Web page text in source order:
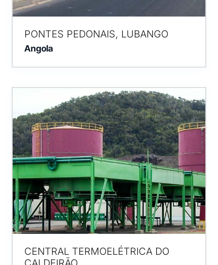
PONTES PEDONAIS, LUBANGO
Angola
CENTRAL TERMOELÉTRICA DO